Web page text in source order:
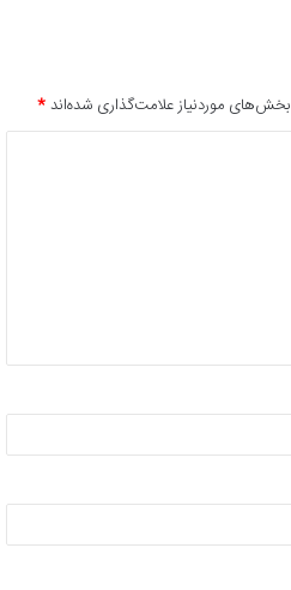
بخش‌های موردنیاز علامت‌گذاری شده‌اند*